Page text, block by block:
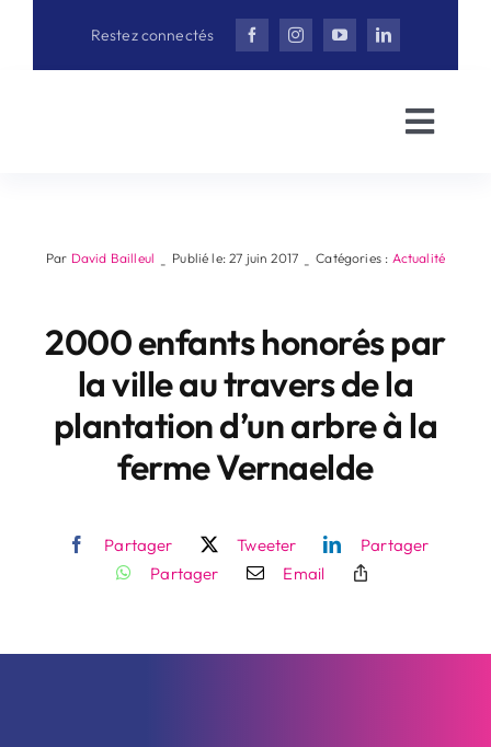
Restez connectés
David
Interviews
Contact
Par David Bailleul - Publié le: 27 juin 2017 - Catégories : Actualité
2000 enfants honorés par
la ville au travers de la
plantation d’un arbre à la
ferme Vernaelde
Partager Tweeter
Partager
Partager
Email